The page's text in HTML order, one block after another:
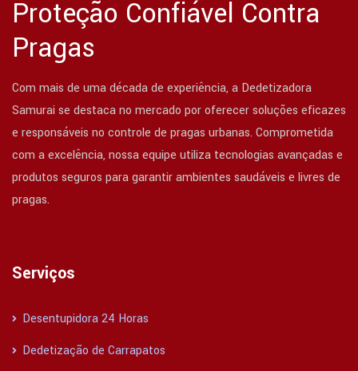
Proteção Confiável Contra
Pragas
Com mais de uma década de experiência, a Dedetizadora
Samurai se destaca no mercado por oferecer soluções eficazes
e responsáveis no controle de pragas urbanas. Comprometida
com a excelência, nossa equipe utiliza tecnologias avançadas e
produtos seguros para garantir ambientes saudáveis e livres de
pragas.
Serviços
Desentupidora 24 Horas
Dedetização de Carrapatos